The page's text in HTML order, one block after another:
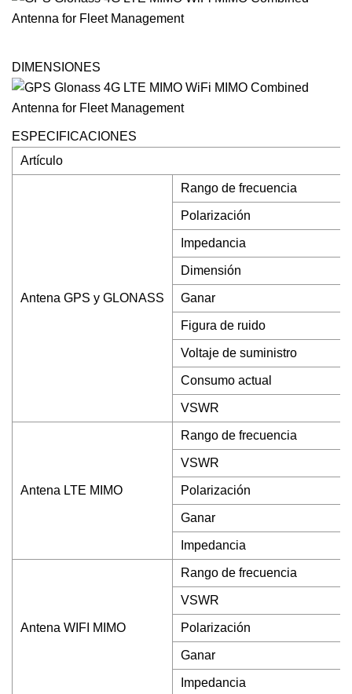
DIMENSIONES
ESPECIFICACIONES
Artículo
Antena GPS y GLONASS
Rango de frecuencia
Polarización
Impedancia
Dimensión
Ganar
Figura de ruido
Voltaje de suministro
Consumo actual
VSWR
Antena LTE MIMO
Rango de frecuencia
VSWR
Polarización
Ganar
Impedancia
Antena WIFI MIMO
Rango de frecuencia
VSWR
Polarización
Ganar
Impedancia